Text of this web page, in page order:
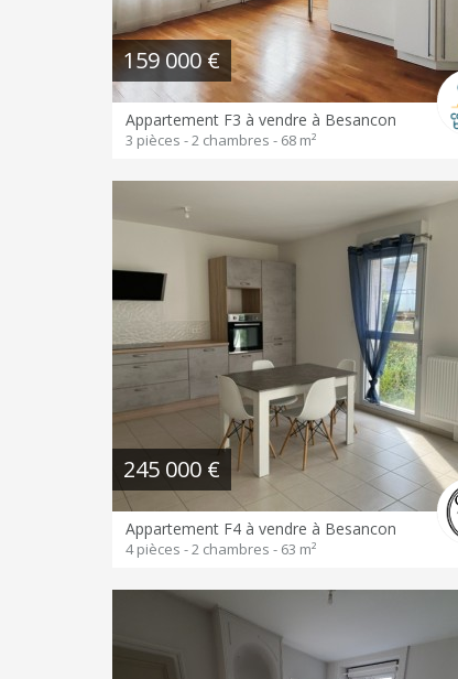
159 000 €
Appartement F3 à vendre à Besancon
3 pièces - 2 chambres - 68 m²
245 000 €
Appartement F4 à vendre à Besancon
4 pièces - 2 chambres - 63 m²